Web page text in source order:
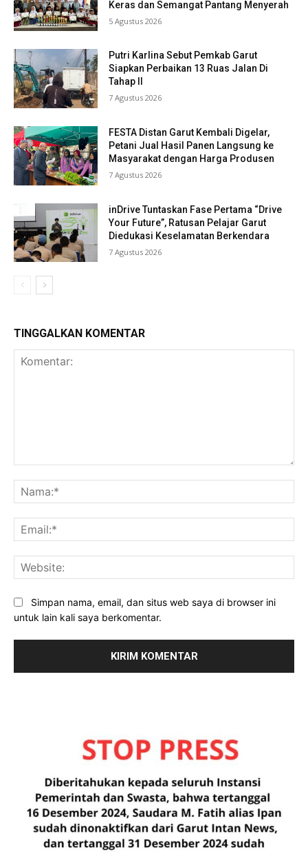
Keras dan Semangat Pantang Menyerah
5 Agustus 2026
Putri Karlina Sebut Pemkab Garut
Siapkan Perbaikan 13 Ruas Jalan Di
Tahap II
7 Agustus 2026
FESTA Distan Garut Kembali Digelar,
Petani Jual Hasil Panen Langsung ke
Masyarakat dengan Harga Produsen
7 Agustus 2026
inDrive Tuntaskan Fase Pertama “Drive
Your Future”, Ratusan Pelajar Garut
Diedukasi Keselamatan Berkendara
7 Agustus 2026
TINGGALKAN KOMENTAR
Simpan nama, email, dan situs web saya di browser ini
untuk lain kali saya berkomentar.